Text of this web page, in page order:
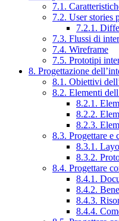
7.1.
7.2. User stories
7.2.1.
7.3. Flussi di
7.4. Wireframe
7.5. Prototipi
8. Progettazione
8.1. Obiettivi
8.2. Elementi
8.2.1.
8.2.2.
8.2.3.
8.3. Progettare e
8.3.1.
8.3.2.
8.4. Progettare
8.4.1.
8.4.2.
8.4.3.
8.4.4.